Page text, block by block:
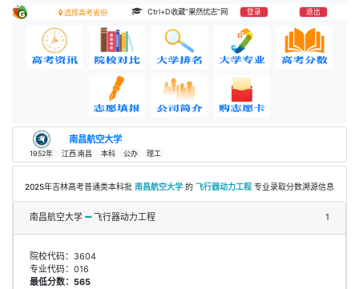
选择高考省份 Ctrl+D收藏“果然优志”网 登录 退出
南昌航空大学
1952年 江西.南昌 本科 公办 理工
2025年吉林高考普通类本科批 南昌航空大学 的 飞行器动力工程 专业录取分数溯源信息
南昌航空大学 飞行器动力工程 1
院校代码：3604
专业代码：016
最低分数：565